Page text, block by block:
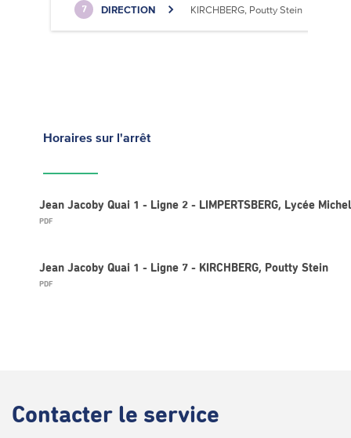
7 DIRECTION KIRCHBERG, Poutty Stein
Horaires sur l'arrêt
Jean Jacoby Quai 1 - Ligne 2 - LIMPERTSBERG, Lycée
PDF
Jean Jacoby Quai 1 - Ligne 7 - KIRCHBERG, Poutty Stein
PDF
Contacter le service